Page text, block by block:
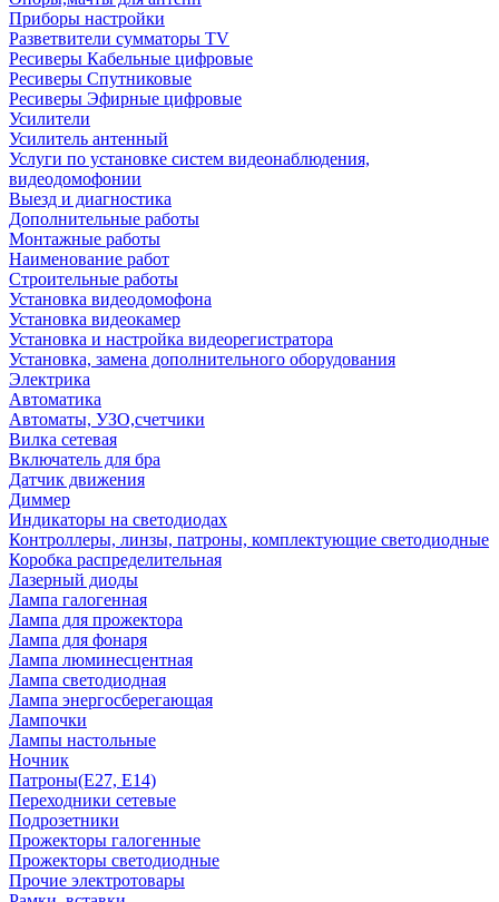
Приборы настройки
Разветвители сумматоры TV
Ресиверы Кабельные цифровые
Ресиверы Спутниковые
Ресиверы Эфирные цифровые
Усилители
Усилитель антенный
Услуги по установке систем видеонаблюдения,
видеодомофонии
Выезд и диагностика
Дополнительные работы
Монтажные работы
Наименование работ
Строительные работы
Установка видеодомофона
Установка видеокамер
Установка и настройка видеорегистратора
Установка, замена дополнительного оборудования
Электрика
Автоматика
Автоматы, УЗО,счетчики
Вилка сетевая
Включатель для бра
Датчик движения
Диммер
Индикаторы на светодиодах
Контроллеры, линзы, патроны, комплектующие светодиодные
Коробка распределительная
Лазерный диоды
Лампа галогенная
Лампа для прожектора
Лампа для фонаря
Лампа люминесцентная
Лампа светодиодная
Лампа энергосберегающая
Лампочки
Лампы настольные
Ночник
Патроны(Е27, Е14)
Переходники сетевые
Подрозетники
Прожекторы галогенные
Прожекторы светодиодные
Прочие электротовары